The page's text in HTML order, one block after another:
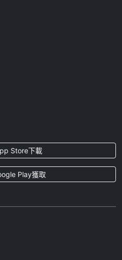
Store下載
Play獲取